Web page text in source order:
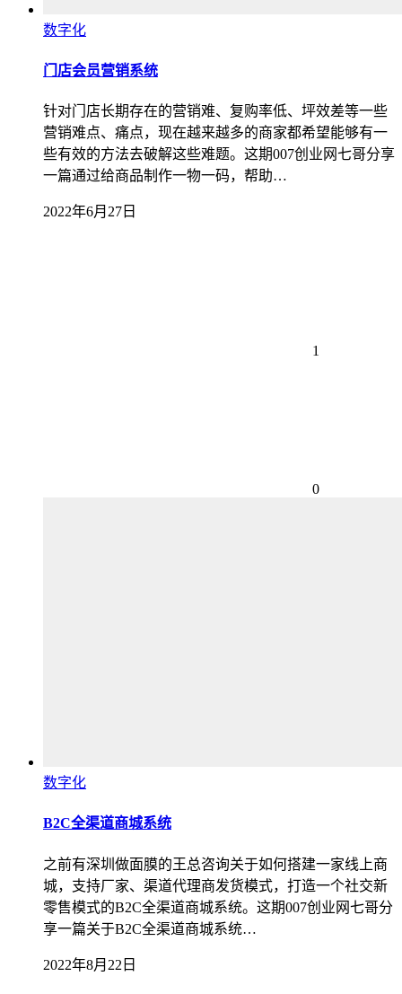
数字化
门店会员营销系统
针对门店长期存在的营销难、复购率低、坪效差等一些
营销难点、痛点，现在越来越多的商家都希望能够有一
些有效的方法去破解这些难题。这期007创业网七哥分享
一篇通过给商品制作一物一码，帮助…
2022年6月27日
1
0
数字化
B2C全渠道商城系统
之前有深圳做面膜的王总咨询关于如何搭建一家线上商
城，支持厂家、渠道代理商发货模式，打造一个社交新
零售模式的B2C全渠道商城系统。这期007创业网七哥分
享一篇关于B2C全渠道商城系统…
2022年8月22日